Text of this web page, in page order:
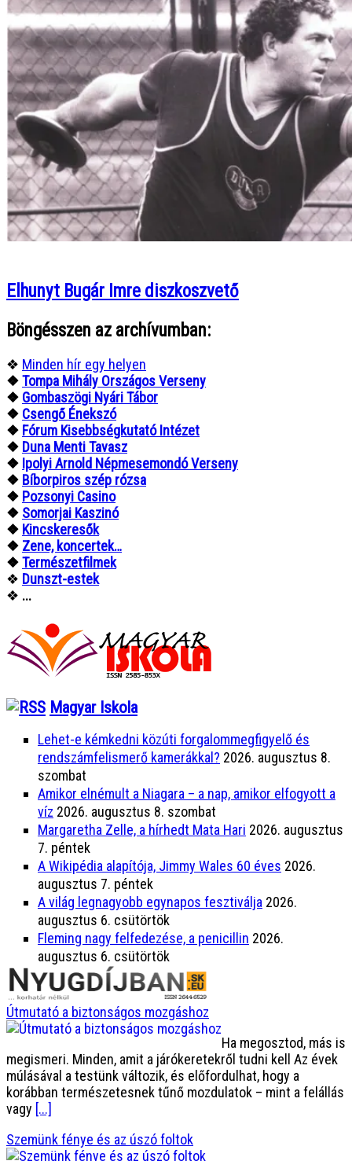
Elhunyt Bugár Imre diszkoszvető
Böngésszen az archívumban:
❖ Minden hír egy helyen
❖Tompa Mihály Országos Verseny
❖ Gombaszögi Nyári Tábor
❖ Csengő Énekszó
❖ Fórum Kisebbségkutató Intézet
❖ Duna Menti Tavasz
❖ Ipolyi Arnold Népmesemondó Verseny
❖ Bíborpiros szép rózsa
❖ Pozsonyi Casino
❖ Somorjai Kaszinó
❖ Kincskeresők
❖ Zene, koncertek…
❖Természetfilmek
❖ Dunszt-estek
❖ ...
Magyar Iskola
Lehet-e kémkedni közúti forgalommegfigyelő és
rendszámfelismerő kamerákkal? 2026. augusztus 8.
szombat
Amikor elnémult a Niagara – a nap, amikor elfogyott a
víz 2026. augusztus 8. szombat
Margaretha Zelle, a hírhedt Mata Hari 2026. augusztus
7. péntek
A Wikipédia alapítója, Jimmy Wales 60 éves 2026.
augusztus 7. péntek
A világ legnagyobb egynapos fesztiválja 2026.
augusztus 6. csütörtök
Fleming nagy felfedezése, a penicillin 2026.
augusztus 6. csütörtök
Útmutató a biztonságos mozgáshoz
Ha megosztod, más is
megismeri. Minden, amit a járókeretekről tudni kell Az évek
múlásával a testünk változik, és előfordulhat, hogy a
korábban természetesnek tűnő mozdulatok – mint a felállás
vagy [...]
Szemünk fénye és az úszó foltok